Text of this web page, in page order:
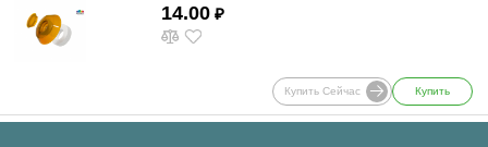
14.00 ₽
Купить Сейчас Купить